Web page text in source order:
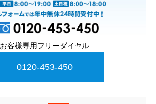
お客様専用フリーダイヤル
0120-453-450